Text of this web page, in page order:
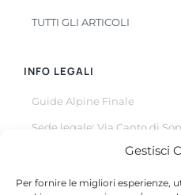
Gestisci
Per fornire le migliori esperienze,
TUTTI GLI ARTICOLI
INFO LEGALI
Guide Alpine Finale
Sede legale: Via Canto di
All Rights Reserved